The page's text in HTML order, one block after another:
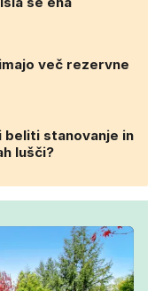
več rezervne
beliti stanovanje in
lušči?